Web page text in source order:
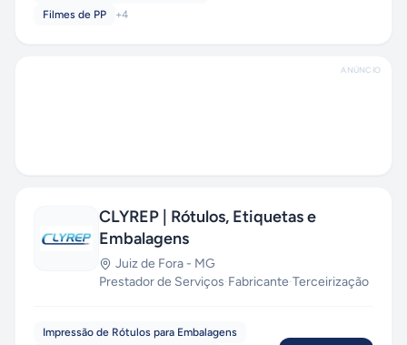
Filmes de PP
+4
ANÚNCIO
CLYREP | Rótulos, Etiquetas e
Embalagens
Juiz de Fora - MG
Prestador de Serviços·Fabricante·Terceirização
Impressão de Rótulos para Embalagens